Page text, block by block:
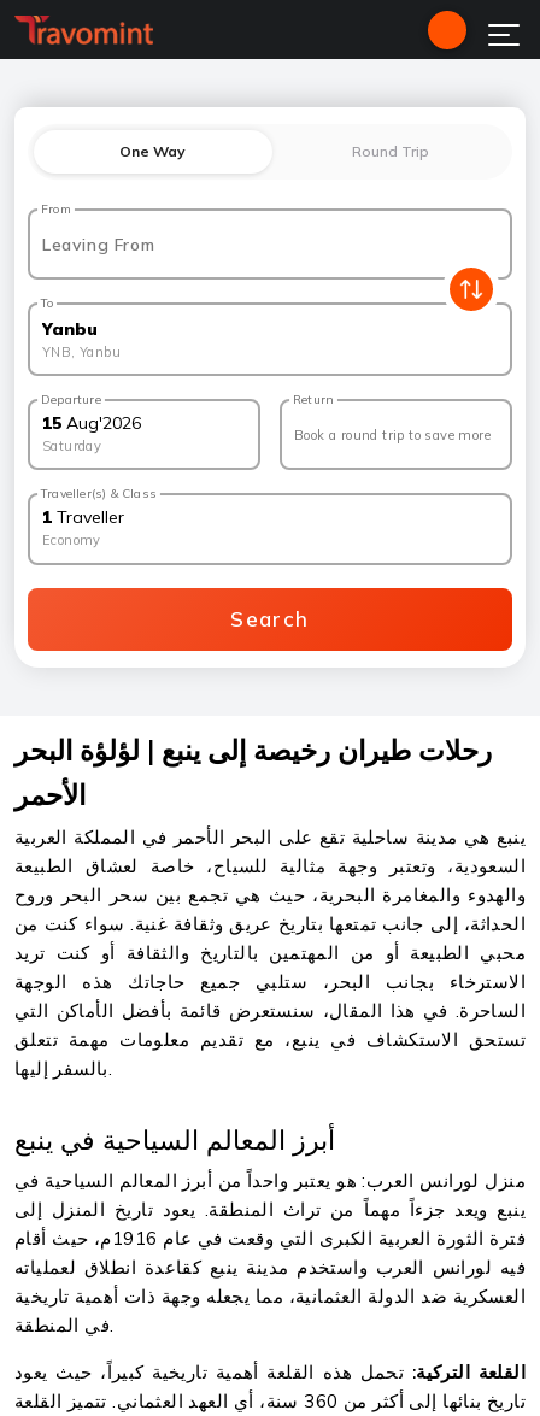
One Way Round Trip
From
Leaving From
To
Yanbu
YNB,Yanbu
Departure
15 Aug'2026
Saturday
Return
Book a round trip to save more
Traveller(s) & Class
1 Traveller
Economy
Search
رحلات طيران رخيصة إلى ينبع | لؤلؤة البحر
الأحمر
ينبع هي مدينة ساحلية تقع على البحر الأحمر في المملكة العربية
السعودية، وتعتبر وجهة مثالية للسياح، خاصة لعشاق الطبيعة
والهدوء والمغامرة البحرية، حيث هي تجمع بين سحر البحر وروح
الحداثة، إلى جانب تمتعها بتاريخ عريق وثقافة غنية. سواء كنت من
محبي الطبيعة أو من المهتمين بالتاريخ والثقافة أو كنت تريد
الاسترخاء بجانب البحر، ستلبي جميع حاجاتك هذه الوجهة
الساحرة. في هذا المقال، سنستعرض قائمة بأفضل الأماكن التي
تستحق الاستكشاف في ينبع، مع تقديم معلومات مهمة تتعلق
أبرز المعالم السياحية في ينبع
منزل لورانس العرب: هو يعتبر واحداً من أبرز المعالم السياحية في
ينبع ويعد جزءاً مهماً من تراث المنطقة. يعود تاريخ المنزل إلى
فترة الثورة العربية الكبرى التي وقعت في عام 1916م، حيث أقام
فيه لورانس العرب واستخدم مدينة ينبع كقاعدة انطلاق لعملياته
العسكرية ضد الدولة العثمانية، مما يجعله وجهة ذات أهمية تاريخية
القلعة التركية: تحمل هذه القلعة أهمية تاريخية كبيراً، حيث يعود
تاريخ بنائها إلى أكثر من 360 سنة، أي العهد العثماني. تتميز القلعة